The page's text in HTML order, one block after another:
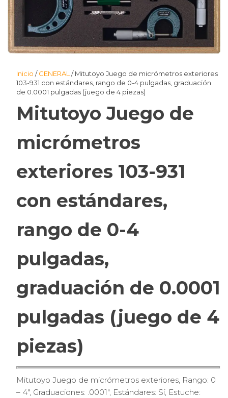
Inicio /GENERAL / Mitutoyo Juego de micrómetros exteriores
103-931 con estándares, rango de 0-4 pulgadas, graduación
de 0.0001 pulgadas (juego de 4 piezas)
Mitutoyo Juego de
micrómetros
exteriores 103-931
con estándares,
rango de 0-4
pulgadas,
graduación de 0.0001
pulgadas (juego de 4
piezas)
Mitutoyo Juego de micrómetros exteriores, Rango: 0
– 4″, Graduaciones: .0001″, Estándares: Sí, Estuche: